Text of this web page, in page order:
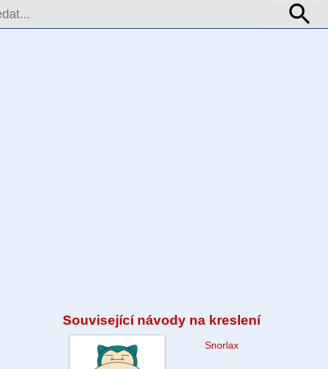
Související návody na kreslení
Snorlax